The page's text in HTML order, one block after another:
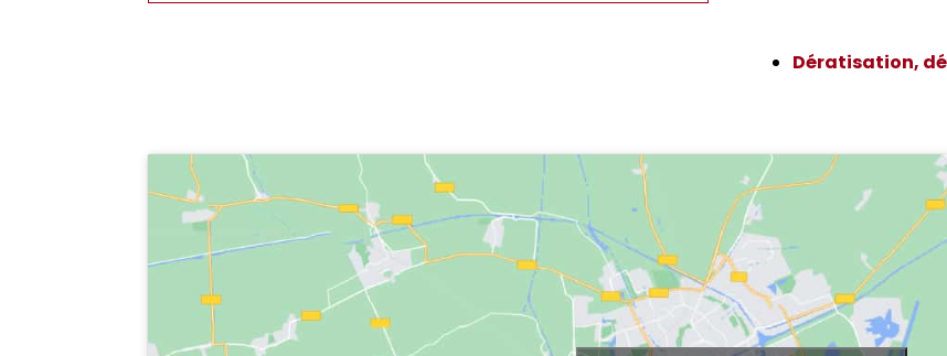
Dératisation,